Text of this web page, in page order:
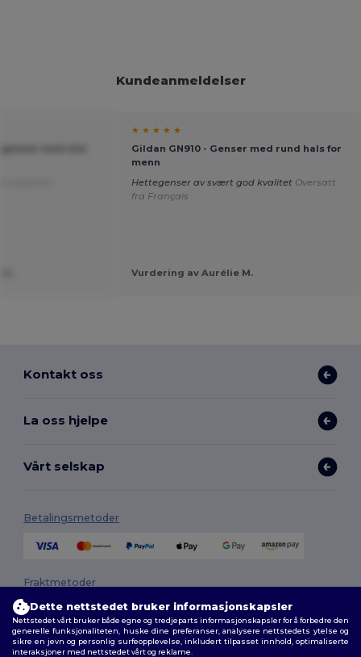
Kundeanmeldelser
★ ★ ★ ★ ★
Gildan GN910 - Genser med rund hals for
menn
Hettegenser av svært god kvalitet Oversatt
fra Français
Vurdering av Aurélie M.
Kontakt oss
La oss hjelpe
Vårt selskap
Betalingsmetoder
Fraktmetoder
Dette nettstedet bruker informasjonskapsler
Nettstedet vårt bruker både egne og tredjeparts informasjonskapsler for å forbedre den
generelle funksjonaliteten, huske dine preferanser, analysere nettstedets ytelse og
sikre en jevn og personlig surfeopplevelse, inkludert tilpasset innhold, optimaliserte
interaksjoner med nettstedet vårt og reklame.